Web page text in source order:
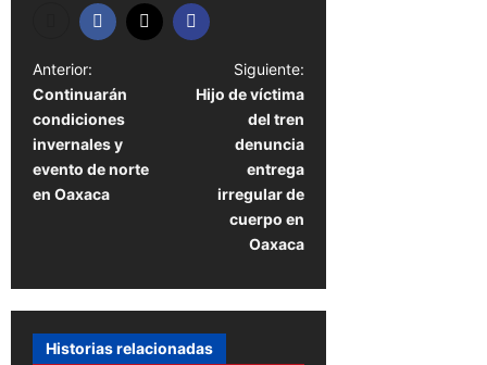
N
a
v
e
g
i
ó
Anterior:
Continuarán
condiciones
invernales y
evento de norte
en Oaxaca
Siguiente:
Hijo de víctima
del tren
denuncia
entrega
irregular de
cuerpo en
Oaxaca
Historias relacionadas